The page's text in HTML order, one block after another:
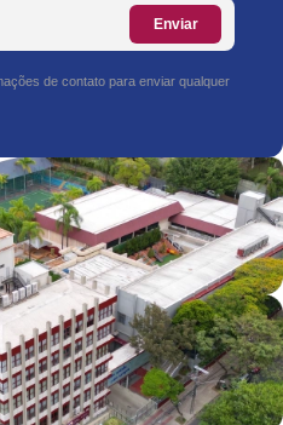
Enviar
de contato para enviar qualquer